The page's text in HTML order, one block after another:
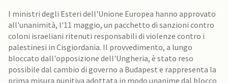
I ministri degli Esteri dell'Unione Europea hanno approvato
all'unanimità, l'11 maggio, un pacchetto di sanzioni contro
coloni israeliani ritenuti responsabili di violenze contro i
palestinesi in Cisgiordania. Il provvedimento, a lungo
bloccato dall'opposizione dell'Ungheria, è stato reso
possibile dal cambio di governo a Budapest e rappresenta la
prima misura punitiva adottata in modo unanime dal blocco